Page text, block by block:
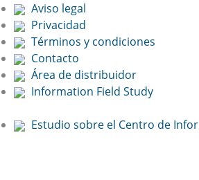
Aviso legal
Privacidad
Términos y condiciones
Contacto
Área de distribuidor
Information Field Study
Estudio sobre el Centro de